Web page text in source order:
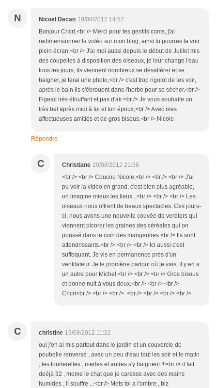
N Nicoel Decan 19/08/2012 14:57
Bonjour Cricri,<br /> Merci pour tes gentils coms, j'ai
redimensionner la vidéo sur mon blog, ainsi tu pourras la voir
plein écran.<br /> J'ai moi aussi depuis le début de Juillet mis
des coupelles à disposition des oiseaux, je leur change l'eau
tous les jours, ils viennent nombreux se désaltérer et se
baigner, je ferai une photo,<br /> c'est trop rigolot de les voir,
après le bain ils s'ébrouent dans l'herbe pour se sécher.<br />
Figeac très étouffant et pas d'air.<br /> Je vous souhaite un
très bel après midi à toi et ton époux,<br /> Avec mes
affectueuses amitiés et de gros bisous.<br /> Nicole
Répondre
C Christiane 20/08/2012 21:36
<br /> <br /> Coucou Nicole,<br /> <br /> <br /> J'ai
pu voir la vidéo en grand, c'est bien plus agréable,
on imagine mieux les lieux...<br /> <br /> <br /> Les
oiseaux nous offrent de beaux spectacles. Ces jours-
ci, nous avons une nouvelle couvée de verdiers qui
viennent picorer les graines des céréales qui on
poussé dans le coin des mangeoires.<br /> Ils sont
attendrissants.<br /> <br /> <br /> Ici aussi c'est
suffoquant. Je vis en permanence près d'un
ventilateur. Je le promène partout où je vais. Il y en a
un autre pour Michel.<br /> <br /> <br /> Gros bisous
et bonne nuit à vous deux.<br /> <br /> <br />
Cricri<br /> <br /> <br /> <br /> <br /> <br /> <br />
C christine 19/08/2012 11:22
oui j'en ai mis partout dans le jardin et un couvercle de
poubelle renversé , avec un peu d'eau tout les soir et le matin
, les tourterelles , merles et autres s'y baignent !!!<br /> il fait
deéjà 32 , meme le chat que je caresse avec des mains
humides , il souffre ...<br /> Mets toi a l'ombre , biz